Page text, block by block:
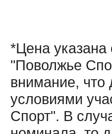
*Цена указана
"Поволжье
внимание, что
условиями
Спорт". В